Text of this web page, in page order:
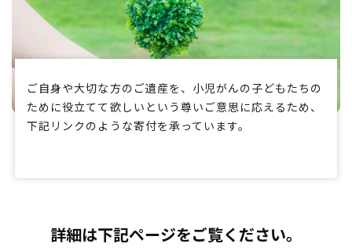
ご自身や大切な方のご遺産を、小児がんの子どもたちの
ために役立てて欲しいという尊いご意思に応えるため、
下記リンクのような寄付を承っています。
詳細は下記ページをご覧ください。